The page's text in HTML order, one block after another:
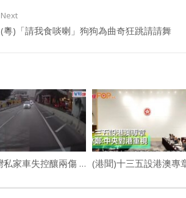
Next
(粵)「請我食啖喇」狗狗為曲奇狂跳請請舞
牛池灣私家車失控釀兩傷 如無人駕駛剷上行人路